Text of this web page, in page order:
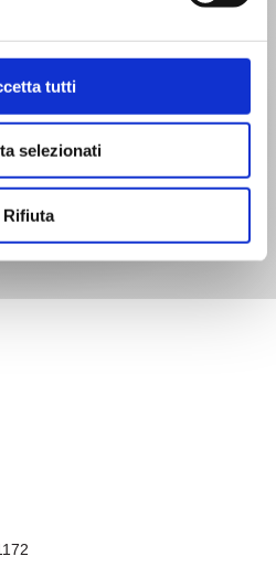
tutti
selezionati
Rifiuta
i nostri
vendita
qui